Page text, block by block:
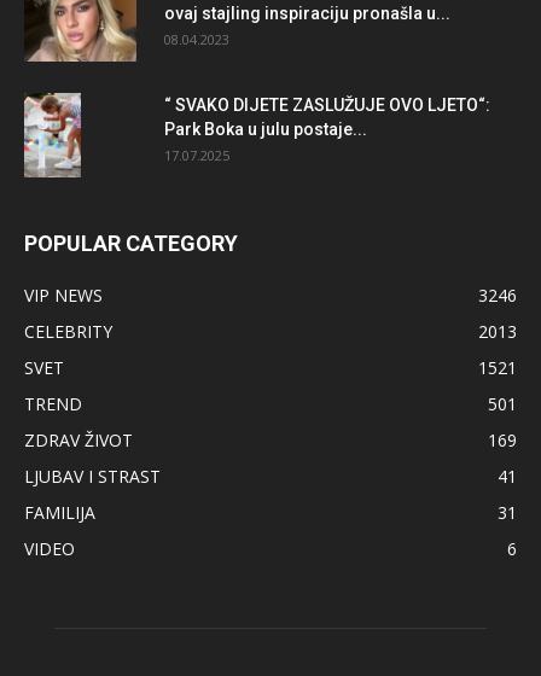
ovaj stajling inspiraciju pronašla u...
08.04.2023
“ SVAKO DIJETE ZASLUŽUJE OVO LJETO“:
Park Boka u julu postaje...
17.07.2025
POPULAR CATEGORY
VIP NEWS
3246
CELEBRITY
2013
SVET
1521
TREND
501
ZDRAV ŽIVOT
169
LJUBAV I STRAST
41
FAMILIJA
31
VIDEO
6